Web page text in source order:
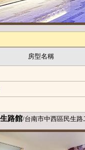
房型名稱
路館/台南市中西區民生路